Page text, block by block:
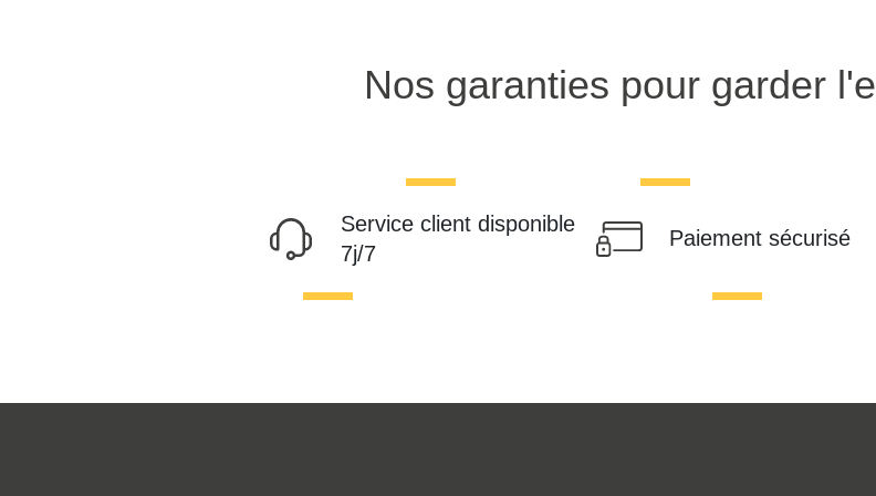
Nos garanties pour garder
Service client disponible
7j/7
Paiement sécurisé